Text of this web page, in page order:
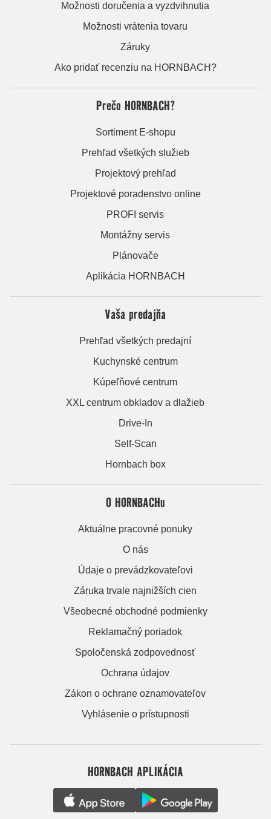
Možnosti doručenia a vyzdvihnutia
Možnosti vrátenia tovaru
Záruky
Ako pridať recenziu na HORNBACH?
Prečo HORNBACH?
Sortiment E-shopu
Prehľad všetkých služieb
Projektový prehľad
Projektové poradenstvo online
PROFI servis
Montážny servis
Plánovače
Aplikácia HORNBACH
Vaša predajňa
Prehľad všetkých predajní
Kuchynské centrum
Kúpeľňové centrum
XXL centrum obkladov a dlažieb
Drive-In
Self-Scan
Hornbach box
O HORNBACHu
Aktuálne pracovné ponuky
O nás
Údaje o prevádzkovateľovi
Záruka trvale najnižších cien
Všeobecné obchodné podmienky
Reklamačný poriadok
Spoločenská zodpovednosť
Ochrana údajov
Zákon o ochrane oznamovateľov
Vyhlásenie o prístupnosti
HORNBACH APLIKÁCIA